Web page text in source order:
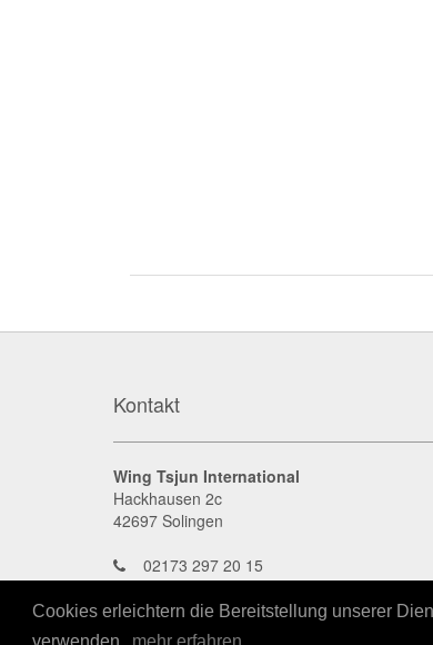
Cookies erleichtern die Bereitstellung unserer
verwenden.
mehr erfahren
Kontakt
Wing Tsjun International
Hackhausen 2c
42697 Solingen
02173 297 20 15
headoffice@wingtsjun.com
www.wingtsjun.com